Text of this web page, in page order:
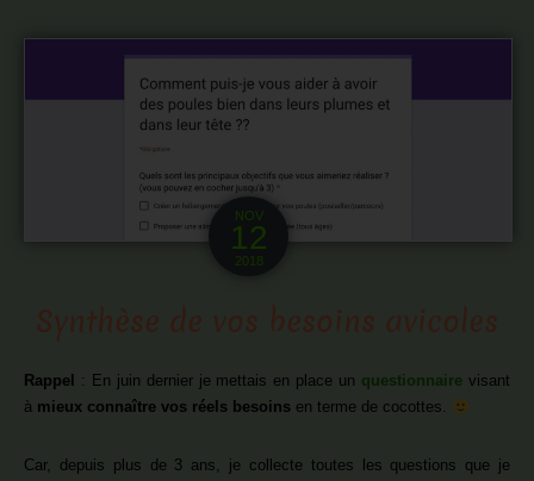
NOV
12
2018
Rappel : En juin dernier je mettais en place un questionnaire visant
à mieux connaître vos réels besoins en terme de cocottes.
Car, depuis plus de 3 ans, je collecte toutes les questions que je